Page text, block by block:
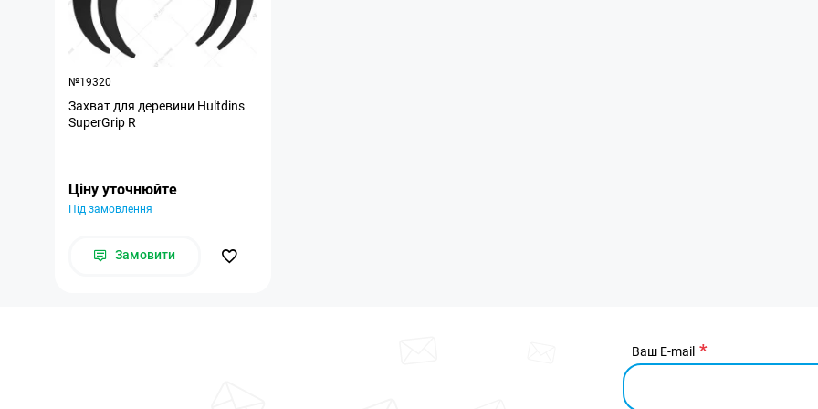
№19320
Захват для деревини Hultdins
SuperGrip R
Ціну уточнюйте
Під замовлення
Замовити
Ваш E-mail